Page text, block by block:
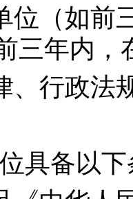
位（如
三年内，
、行政法
具备以